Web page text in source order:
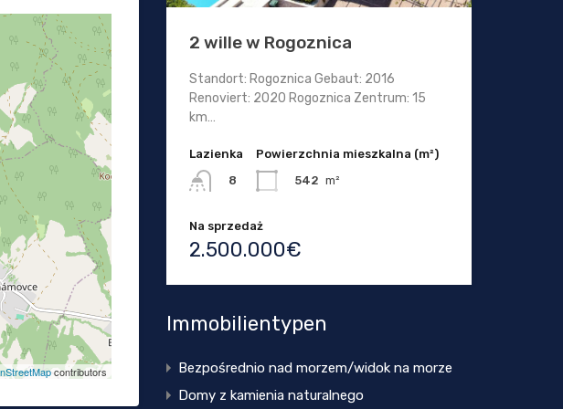
contributors
2 wille w Rogoznica
Standort: Rogoznica Gebaut: 2016
Renoviert: 2020 Rogoznica Zentrum: 15
km…
Lazienka
8
Powierzchnia mieszkalna (m²)
542 m²
Na sprzedaż
2.500.000€
Immobilientypen
Bezpośrednio nad morzem/widok na morze
Domy z kamienia naturalnego